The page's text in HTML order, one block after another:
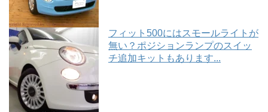
フィット500にはスモールライトが
無い？ポジションランプのスイッ
チ追加キットもあります...